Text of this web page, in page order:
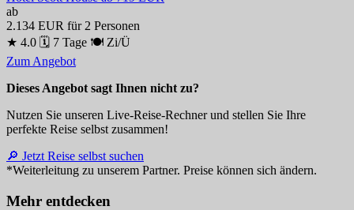
ab
2.134 EUR für 2 Personen
★ 4.0 🗓 7 Tage 🍽 Zi/Ü
Zum Angebot
Dieses Angebot sagt Ihnen nicht zu?
Nutzen Sie unseren Live-Reise-Rechner und stellen Sie Ihre
perfekte Reise selbst zusammen!
🔎 Jetzt Reise selbst suchen
*Weiterleitung zu unserem Partner. Preise können sich ändern.
Mehr entdecken